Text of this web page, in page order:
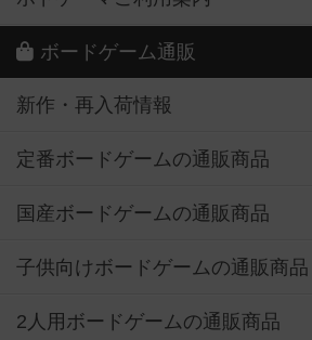
ボードゲーム通販
新作・再入荷情報
定番ボードゲームの通販商品
国産ボードゲームの通販商品
子供向けボードゲームの通販商品
2人用ボードゲームの通販商品